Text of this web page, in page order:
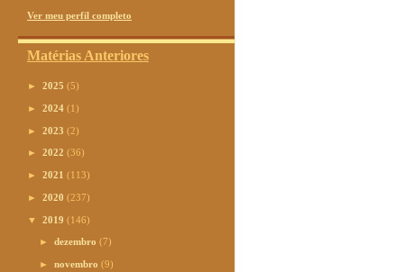
Ver meu perfil completo
Matérias Anteriores
► 2025 (5)
► 2024 (1)
► 2023 (2)
► 2022 (36)
► 2021 (113)
► 2020 (237)
▼ 2019 (146)
►dezembro(7)
►novembro(9)